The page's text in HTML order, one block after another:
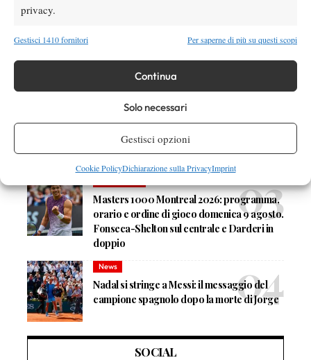
privacy.
Gestisci 1410 fornitori Per saperne di più su questi scopi
Continua
Solo necessari
Gestisci opzioni
Cookie PolicyDichiarazione sulla PrivacyImprint
Rinderknech interrotta, slittano anche
News
Masters 1000 Montreal 2026: Darderi
ottiene il secondo quarto di finale 1000
consecutivo
Masters 1000 Montreal 2026: programma,
orario e ordine di gioco domenica 9 agosto.
Fonseca-Shelton sul centrale e Darderi in
doppio
News
Nadal si stringe a Messi: il messaggio del
campione spagnolo dopo la morte di Jorge
SOCIAL